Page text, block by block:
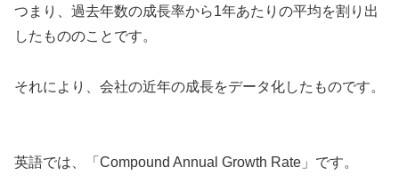
つまり、過去年数の成長率から1年あたりの平均を割り出
したもののことです。
それにより、会社の近年の成長をデータ化したものです。
英語では、「Compound Annual Growth Rate」です。